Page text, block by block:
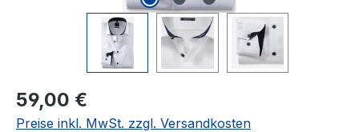
Regulärer Preis:
59,00 €
Preise inkl. MwSt. zzgl. Versandkosten